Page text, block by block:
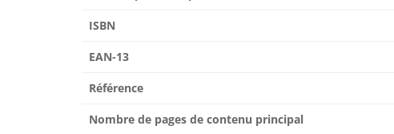
ISBN
EAN-13
Référence
Nombre de pages de contenu principal